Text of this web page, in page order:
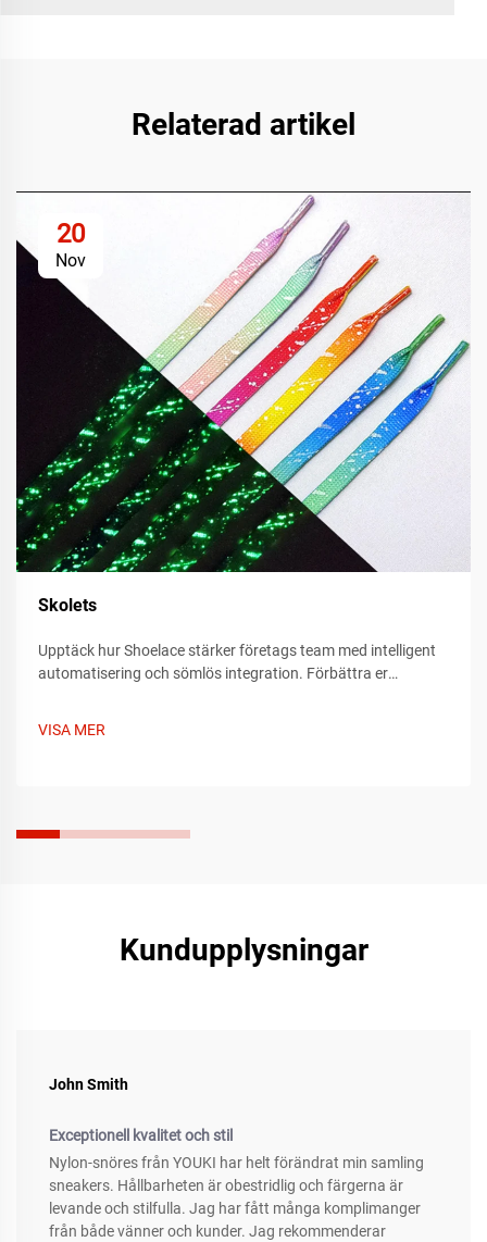
Relaterad artikel
20
Nov
Skolets
Upptäck hur Shoelace stärker företags team med intelligent
automatisering och sömlös integration. Förbättra er
VISA MER
Kundupplysningar
John Smith
Exceptionell kvalitet och stil
Nylon-snöres från YOUKI har helt förändrat min samling
sneakers. Hållbarheten är obestridlig och färgerna är
levande och stilfulla. Jag har fått många komplimanger
från både vänner och kunder. Jag rekommenderar